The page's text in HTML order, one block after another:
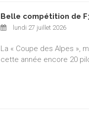
Belle compétition de
lundi 27 juillet 2026
La « Coupe des Alpes »,
cette année encore 20